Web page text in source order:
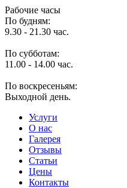
Рабочие часы
По будням:
9.30 - 21.30 час.
По субботам:
11.00 - 14.00 час.
По воскресеньям:
Выходной день.
Услуги
O нас
Галерея
Отзывы
Статьи
Цены
Контакты